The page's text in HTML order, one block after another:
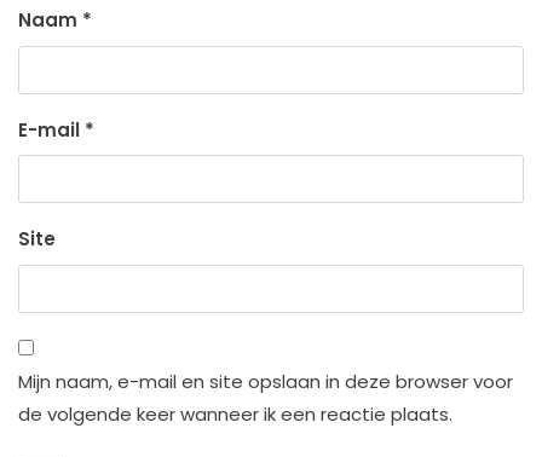
Naam *
E-mail *
Site
Mijn naam, e-mail en site opslaan in deze browser voor
de volgende keer wanneer ik een reactie plaats.